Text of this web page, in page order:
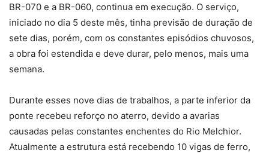
BR-070 e a BR-060, continua em execução. O serviço,
iniciado no dia 5 deste mês, tinha previsão de duração de
sete dias, porém, com os constantes episódios chuvosos,
a obra foi estendida e deve durar, pelo menos, mais uma
semana.
Durante esses nove dias de trabalhos, a parte inferior da
ponte recebeu reforço no aterro, devido a avarias
causadas pelas constantes enchentes do Rio Melchior.
Atualmente a estrutura está recebendo 10 vigas de ferro,